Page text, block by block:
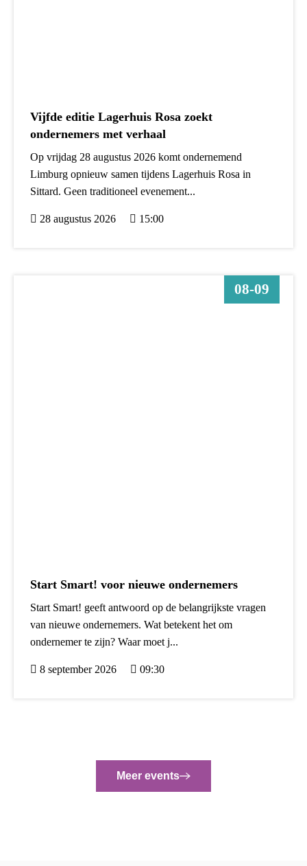
Vijfde editie Lagerhuis Rosa zoekt
ondernemers met verhaal
Op vrijdag 28 augustus 2026 komt ondernemend
Limburg opnieuw samen tijdens Lagerhuis Rosa in
Sittard. Geen traditioneel evenement...
28 augustus 2026 15:00
08-09
Start Smart! voor nieuwe ondernemers
Start Smart! geeft antwoord op de belangrijkste vragen
van nieuwe ondernemers. Wat betekent het om
ondernemer te zijn? Waar moet j...
8 september 2026 09:30
Meer events